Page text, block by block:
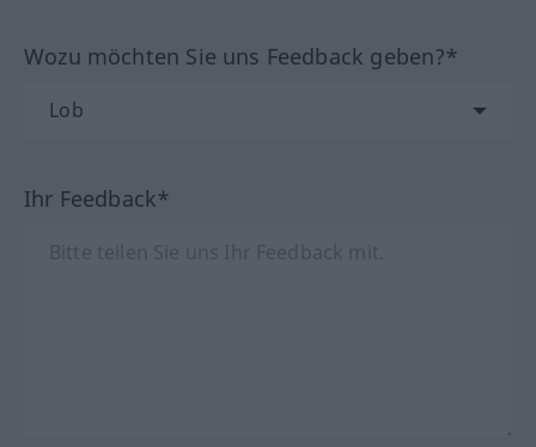
Wozu möchten Sie uns Feedback geben?*
Ihr Feedback*